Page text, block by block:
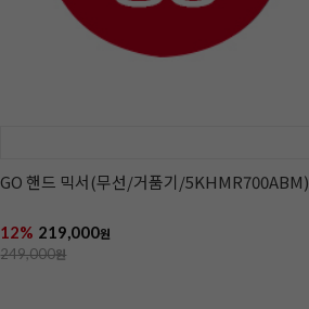
GO 핸드 믹서(무선/거품기/5KHMR700ABM)
12% 219,000원
249,000원